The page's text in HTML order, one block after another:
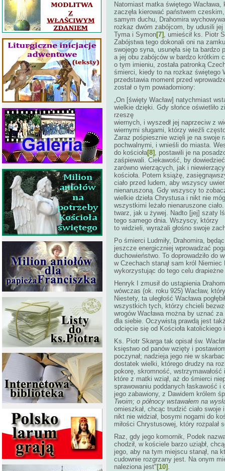
Natomiast matka świętego
zaczęła kierować państwem
samym duchu, Drahomira
rozkaz dwóm zabójcom, by udusili
Tyma i Symon[7] , umieścił ks. Piotr
Zabójstwa tego dokonali oni na
swojego syna, usunęła się ta bardzo
a jej obu zabójców w bardzo krótkim
o tym imieniu, została patronką
śmierci, kiedy to na rozkaz świętego
przedstawia moment przed
został o tym powiadomiony:
„On [święty Wacław] natychmiast
wielkie dzięki. Gdy słońce oświetliło
rzeszę
wiernych, i wyszedł jej naprzeciw z
wiernymi sługami, którzy wieźli
Zaraz pośpiesznie wzięli je na swoje
pochwalnymi, i wnieśli do miasta.
do kościoła[8] , postawili je na
zaśpiewali. Ciekawość, by
zarówno wierzących, jak i
kościoła. Potem książę,
ciało przed ludem, aby wszyscy
nienaruszoną. Gdy wszyscy to
wielkie dzieła Chrystusa i nikt nie
wszystkimi leżało nienaruszone
twarz, jak u żywej. Nadto [jej] szaty
tego samego dnia. Wszyscy, którzy
to widzieli, wyrażali głośno swoje
Po śmierci Ludmiły, Drahomira,
jeszcze energiczniej wprowadzać
duchowieństwo. To doprowadziło do
w Czechach stanął sam król
wykorzystując do tego celu
Henryk I zmusił do ustąpienia
wówczas (ok. roku 925) Wacław,
Niestety, ta uległość Wacława
wszystkich tych, którzy chcieli
wrogów Wacława można by uznać
dla siebie. Oczywistą prawdą jest
odcięcie się od Kościoła katolickiego
Ks. Piotr Skarga tak opisał św.
księstwo od panów wzięty i
poczynał; nadzieja jego nie w
dostatek wielki, którego drudzy na
pokorę, skromność,
które z matki wziął, aż do śmierci
sprawowaniu poddanych łaskawość i
jego zabawiony, z Dawidem królem
Twoim; o północy wstawałem na
omieszkał, chcąc trudzić ciało
nikt nie widział, bosymi nogami do
miłości Chrystusowej, który rozpalał
Raz, gdy jego komornik, Podek
chodził, w kościele barzo uziąbł,
jego, aby na tym miejscu stanął, na
cudownie rozgrzany jest. Na onym
naleziona jest" [10] .